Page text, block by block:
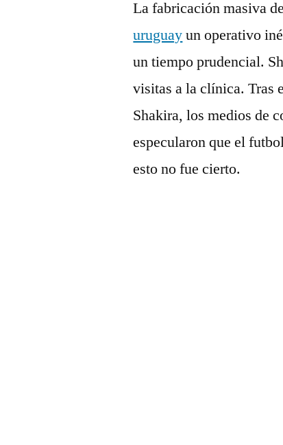
La fabricación masiva
uruguayun operativo
un tiempo prudencial.
visitas a la clínica. Tras
Shakira, los medios de
especularon que el
esto no fue cierto.